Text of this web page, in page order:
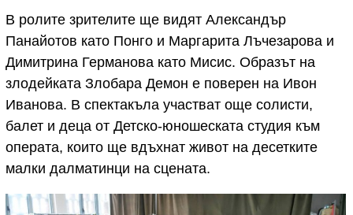
В ролите зрителите ще видят Александър
Панайотов като Понго и Маргарита Лъчезарова и
Димитрина Германова като Мисис. Образът на
злодейката Злобара Демон е поверен на Ивон
Иванова. В спектакъла участват още солисти,
балет и деца от Детско-юношеската студия към
операта, които ще вдъхнат живот на десетките
малки далматинци на сцената.